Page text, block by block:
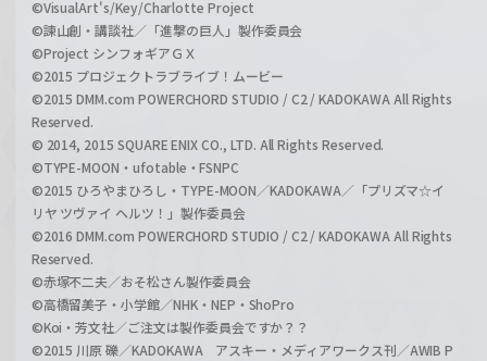
©VisualArt's/Key/Charlotte Project
©諫山創・講談社／「進撃の巨人」製作委員会
©Project シンフォギアＧＸ
©2015 プロジェクトラブライブ！ムービー
©2015 DMM.com POWERCHORD STUDIO / C2 / KADOKAWA All Rights
Reserved.
© 2014, 2015 SQUARE ENIX CO., LTD. All Rights Reserved.
©TYPE-MOON・ufotable・FSNPC
©2015 ひろやまひろし・TYPE-MOON／KADOKAWA／「プリズマ☆イ
リヤ ツヴァイ ヘルツ！」製作委員会
©2016 DMM.com POWERCHORD STUDIO / C2 / KADOKAWA All Rights
Reserved.
©赤塚不二夫／おそ松さん製作委員会
©高橋留美子・小学館／NHK・NEP・ShoPro
©Koi・芳文社／ご注文は製作委員会ですか？？
©2015 川原 礫／KADOKAWA アスキー・メディアワークス刊／AWIB P